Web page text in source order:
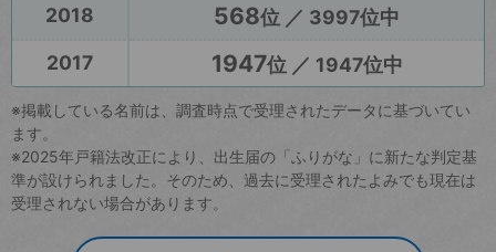
2018
568位 ／ 3997位中
2017
1947位 ／ 1947位中
※掲載している名前は、調査時点で受理されたデータに基づいてい
ます。
※2025年戸籍法改正により、出生届の「ふりがな」に新たな判定基
準が設けられました。そのため、過去に受理されたよみでも現在は
受理されない場合があります。